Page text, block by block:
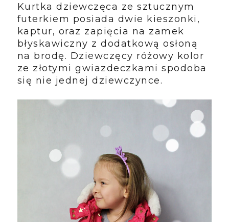
Kurtka dziewczęca ze sztucznym
futerkiem posiada dwie kieszonki,
kaptur, oraz zapięcia na zamek
błyskawiczny z dodatkową osłoną
na brodę. Dziewczęcy różowy kolor
ze złotymi gwiazdeczkami spodoba
się nie jednej dziewczynce.